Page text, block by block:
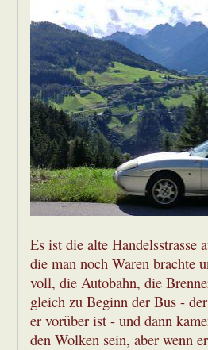
Es ist die alte Handelsstrasse
die man noch Waren brachte
voll, die Autobahn, die
gleich zu Beginn der Bus -
er vorüber ist - und dann
den Wolken sein, aber wenn